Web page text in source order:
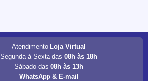
Atendimento Loja Virtual
Segunda à Sexta das08h às 18h
Sábado das08h às 13h
WhatsApp & E-mail